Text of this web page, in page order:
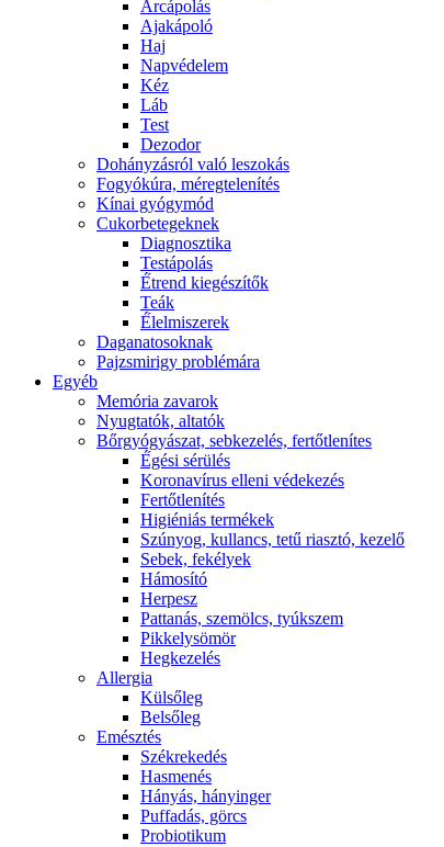
Arcápolás
Ajakápoló
Haj
Napvédelem
Kéz
Láb
Test
Dezodor
Dohányzásról való leszokás
Fogyókúra, méregtelenítés
Kínai gyógymód
Cukorbetegeknek
Diagnosztika
Testápolás
É́trend kiegészítők
Teák
É́lelmiszerek
Daganatosoknak
Pajzsmirigy problémára
Egyéb
Memória zavarok
Nyugtatók, altatók
Bőrgyógyászat, sebkezelés, fertőtlenítes
É́gési sérülés
Koronavírus elleni védekezés
Fertőtlenítés
Higiéniás termékek
Szúnyog, kullancs, tetű riasztó, kezelő
Sebek, fekélyek
Hámosító
Herpesz
Pattanás, szemölcs, tyúkszem
Pikkelysömör
Hegkezelés
Allergia
Külsőleg
Belsőleg
Emésztés
Székrekedés
Hasmenés
Hányás, hányinger
Puffadás, görcs
Probiotikum